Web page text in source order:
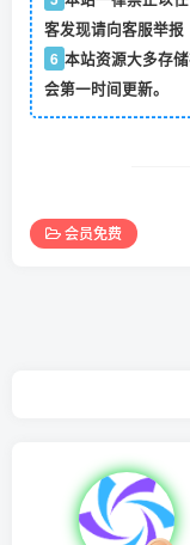
客发现请向客服举报
6 本站资源大多存
会第一时间更新。
会员免费